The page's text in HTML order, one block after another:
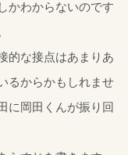
かわからないのです
的な接点はあまりあ
るからかもしれませ
に岡田くんが振り回